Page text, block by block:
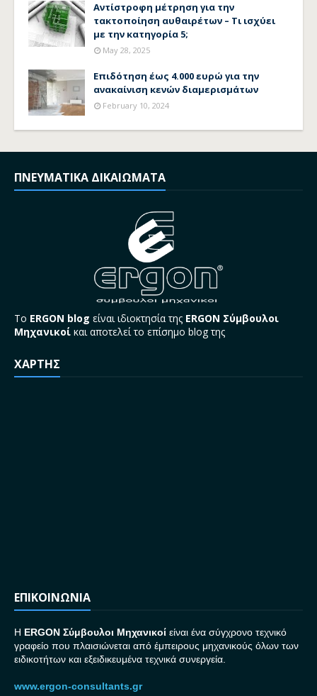
Αντίστροφη μέτρηση για την
τακτοποίηση αυθαιρέτων – Τι ισχύει
με την κατηγορία 5;
May 28, 2025
Επιδότηση έως 4.000 ευρώ για την
ανακαίνιση κενών διαμερισμάτων
February 10, 2024
ΠΝΕΥΜΑΤΙΚΑ ΔΙΚΑΙΩΜΑΤΑ
Το ERGON blog είναι ιδιοκτησία της ERGON Σύμβουλοι
Μηχανικοί και αποτελεί το επίσημο blog της
ΧΑΡΤΗΣ
ΕΠΙΚΟΙΝΩΝΙΑ
H ERGON Σύμβουλοι Μηχανικοί είναι ένα σύγχρονο τεχνικό
γραφείο που πλαισιώνεται από έμπειρους μηχανικούς όλων των
ειδικοτήτων και εξειδικευμένα τεχνικά συνεργεία.
www.ergon-consultants.gr